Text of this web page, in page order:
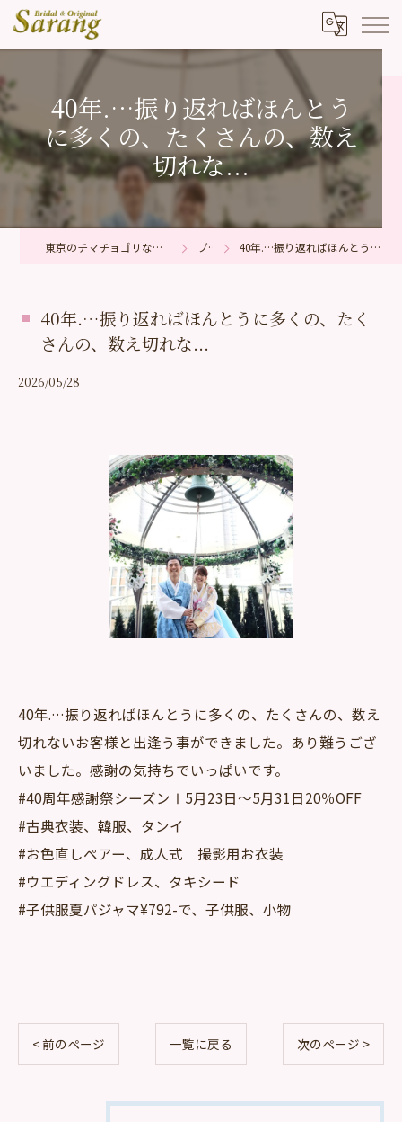
40年.…振り返ればほんとう
に多くの、たくさんの、数え
切れな...
東京のチマチョゴリならブライダル＆オリジナル サラン ブログ 40年.…振り返ればほんとうに多くの、たくさんの、数え切れな...
40年.…振り返ればほんとうに多くの、たく
さんの、数え切れな...
2026/05/28
40年.…振り返ればほんとうに多くの、たくさんの、数え
切れないお客様と出逢う事ができました。あり難うござ
いました。感謝の気持ちでいっぱいです。
#40周年感謝祭シーズンⅠ5月23日～5月31日20％OFF
#古典衣装、韓服、タンイ
#お色直しペアー、成人式 撮影用お衣装
#ウエディングドレス、タキシード
#子供服夏パジャマ¥792-で、子供服、小物
< 前のページ 一覧に戻る 次のページ >